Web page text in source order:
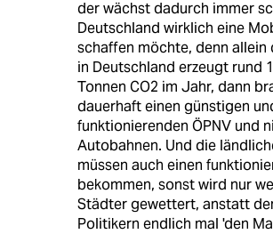
der wächst dadurch immer
Deutschland wirklich eine
schaffen möchte, denn allein
in Deutschland erzeugt rund
Tonnen CO2 im Jahr, dann
dauerhaft einen günstigen
funktionierenden ÖPNV und
Autobahnen. Und die
müssen auch einen
bekommen, sonst wird nur
Städter gewettert, anstatt
Politikern endlich mal 'den